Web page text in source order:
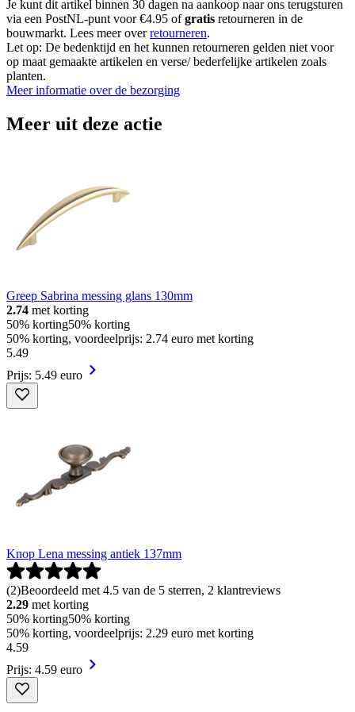
Je kunt dit artikel binnen 30 dagen na aankoop naar ons terugsturen
via een PostNL-punt voor €4.95 ofgratis retourneren in de
bouwmarkt. Lees meer overretourneren.
Let op: De bedenktijd en het kunnen retourneren gelden niet voor
op maat gemaakte artikelen en verse/ bederfelijke artikelen zoals
planten.
Meer informatie over de bezorging
Meer uit deze actie
Greep Sabrina messing glans 130mm
2.74 met korting
50% korting50% korting
50% korting, voordeelprijs: 2.74 euro met korting
5.49
Prijs: 5.49 euro
Knop Lena messing antiek 137mm
(2)Beoordeeld met 4.5 van de 5 sterren, 2 klantreviews
2.29 met korting
50% korting50% korting
50% korting, voordeelprijs: 2.29 euro met korting
4.59
Prijs: 4.59 euro